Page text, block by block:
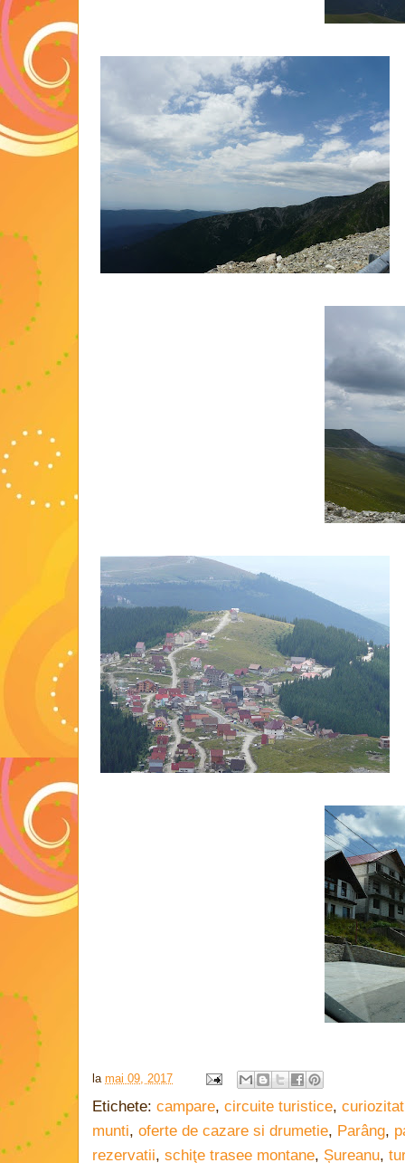
la mai 09, 2017
Etichete: campare, circuite turistice,
munti, oferte de cazare si drumetie, Parâng,
rezervatii, schiţe trasee montane, Șureanu,